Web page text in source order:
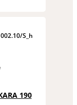
S_h
190